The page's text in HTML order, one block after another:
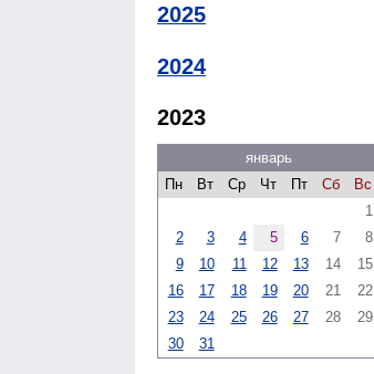
2025
2024
2023
январь
Пн
Вт Ср Чт Пт Сб
Вс
1
2
3 4 5 6 7
8
9
10 11 12 13 14
15
16
17 18 19 20 21
22
23
24 25 26 27 28
29
30
31